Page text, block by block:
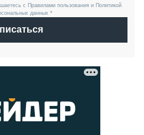
с Правилами пользования и Политикой
данных *